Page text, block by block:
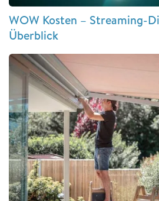
WOW Kosten – Streaming-
Überblick